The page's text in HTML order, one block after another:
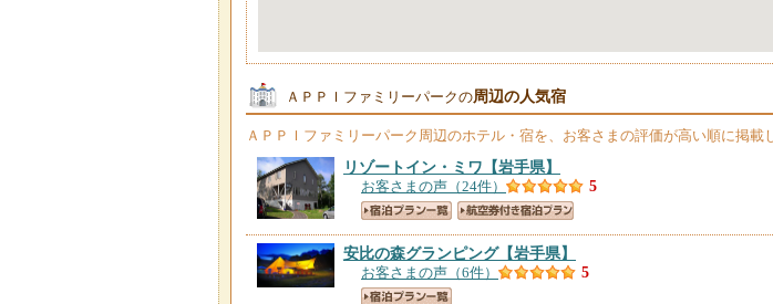
ＡＰＰＩファミリーパークの周辺の人気宿
ＡＰＰＩファミリーパーク 周辺のホテル・宿を、お客さまの評価が高い順に掲載
リゾートイン・ミワ 【岩手県】
お客さまの声（24件） 5
安比の森グランピング【岩手県】
お客さまの声（6件） 5